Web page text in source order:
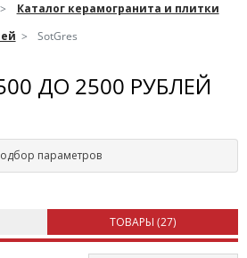
Каталог керамогранита и плитки
SotGres
ДО 2500 РУБЛЕЙ
параметров
ТОВАРЫ (27)